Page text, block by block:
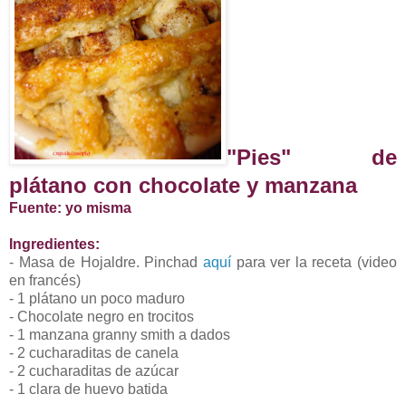
"Pies" de
plátano con chocolate y manzana
Fuente: yo misma
Ingredientes:
- Masa de Hojaldre. Pinchad aquí para ver la receta (video
en francés)
- 1 plátano un poco maduro
- Chocolate negro en trocitos
- 1 manzana granny smith a dados
- 2 cucharaditas de canela
- 2 cucharaditas de azúcar
- 1 clara de huevo batida